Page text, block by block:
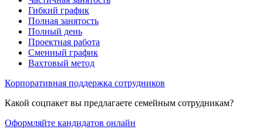
Гибкий график
Полная занятость
Полный день
Проектная работа
Сменный график
Вахтовый метод
Корпоративная поддержка сотрудников
Какой соцпакет вы предлагаете семейным сотрудникам?
Оформляйте кандидатов онлайн